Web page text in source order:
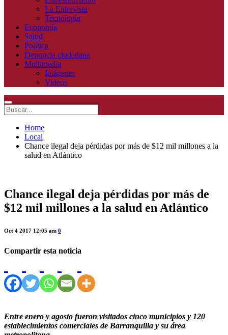
La Entrevista
Tecnologia
Economía
Salud
Política
Denuncia ciudadana
Multimedia
Imágenes
Videos
Home
Local
Chance ilegal deja pérdidas por más de $12 mil millones a la
salud en Atlántico
Chance ilegal deja pérdidas por más de
$12 mil millones a la salud en Atlántico
Oct 4 2017 12:05 am 0
Compartir esta noticia
Entre enero y agosto fueron visitados cinco municipios y 120
establecimientos comerciales de Barranquilla y su área